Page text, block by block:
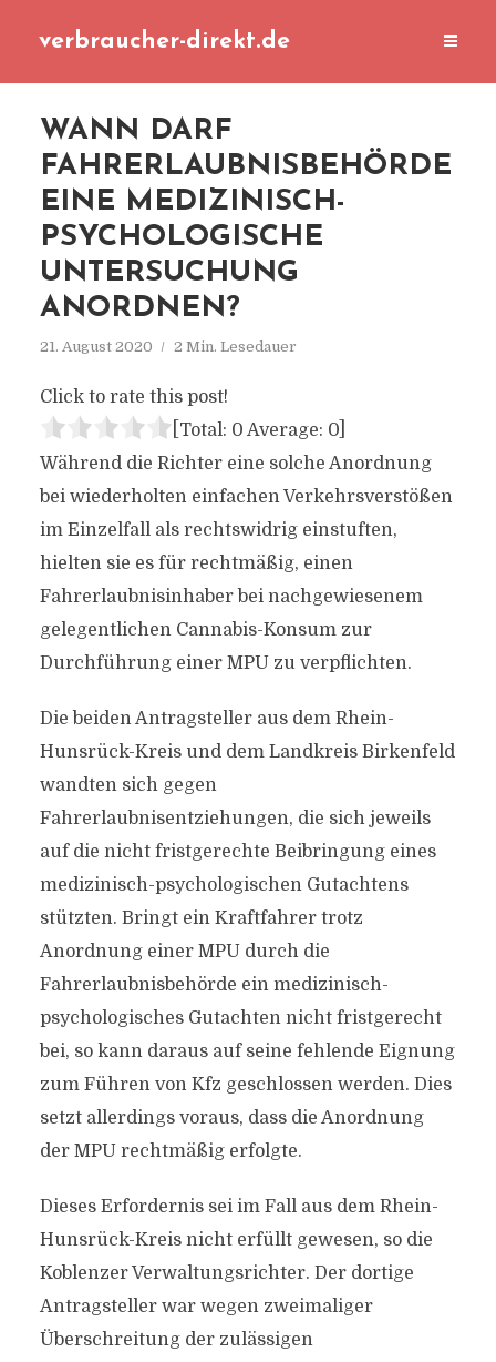
verbraucher-direkt.de
WANN DARF
FAHRERLAUBNISBEHÖRDE
EINE MEDIZINISCH-
PSYCHOLOGISCHE
UNTERSUCHUNG
ANORDNEN?
21. August 2020 2 Min. Lesedauer
Click to rate this post!
[Total: 0 Average: 0]
Während die Richter eine solche Anordnung
bei wiederholten einfachen Verkehrsverstößen
im Einzelfall als rechtswidrig einstuften,
hielten sie es für rechtmäßig, einen
Fahrerlaubnis­inhaber bei nachgewiesenem
gelegentlichen Cannabis-Konsum zur
Durchführung einer MPU zu verpflichten.
Die beiden Antragsteller aus dem Rhein-
Hunsrück-Kreis und dem Landkreis Birkenfeld
wandten sich gegen
Fahrerlaubnisentziehungen, die sich jeweils
auf die nicht fristgerechte Beibringung eines
medizinisch-psychologischen Gutachtens
stützten. Bringt ein Kraftfahrer trotz
Anordnung einer MPU durch die
Fahrerlaubnisbehörde ein medizinisch-
psychologisches Gutachten nicht fristgerecht
bei, so kann daraus auf seine fehlende Eignung
zum Führen von Kfz geschlossen werden. Dies
setzt allerdings voraus, dass die Anordnung
der MPU rechtmäßig erfolgte.
Dieses Erfordernis sei im Fall aus dem Rhein-
Hunsrück-Kreis nicht erfüllt gewesen, so die
Koblenzer Verwaltungsrichter. Der dortige
Antragsteller war wegen zweimaliger
Überschreitung der zulässigen